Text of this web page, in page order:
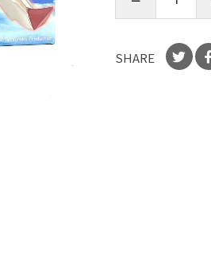
SHARE